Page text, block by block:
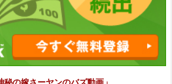
秘の嫁さーヤンのバズ動画」